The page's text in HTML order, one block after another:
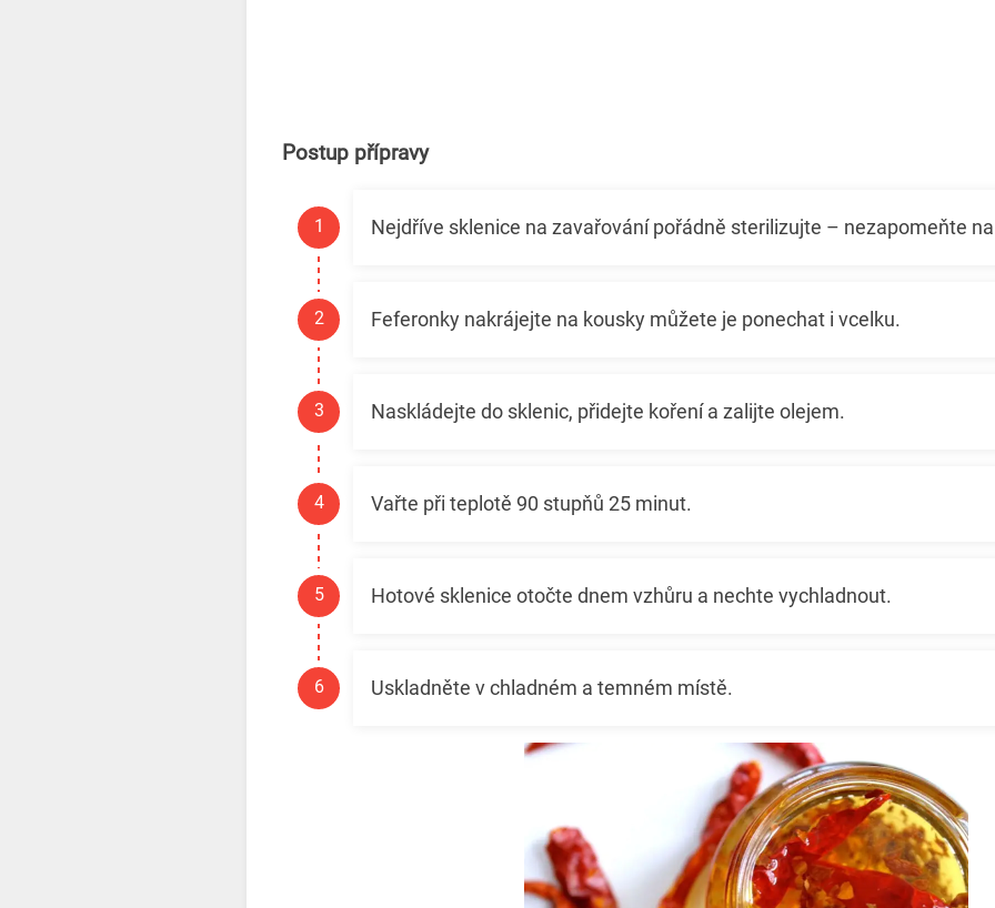
Postup přípravy
Nejdříve sklenice na zavařování pořádně sterilizujte – nezapomeňte
Feferonky nakrájejte na kousky můžete je ponechat i vcelku.
Naskládejte do sklenic, přidejte koření a zalijte olejem.
Vařte při teplotě 90 stupňů 25 minut.
Hotové sklenice otočte dnem vzhůru a nechte vychladnout.
Uskladněte v chladném a temném místě.